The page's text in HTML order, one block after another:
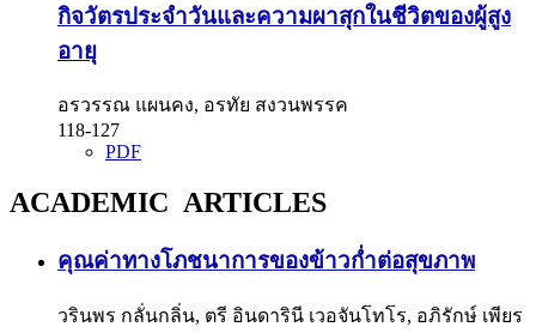
กิจวัตรประจำวันและความผาสุกในชีวิตของผู้สูง
อายุ
อรวรรณ แผนคง, อรทัย สงวนพรรค
118-127
PDF
ACADEMIC ARTICLES
คุณค่าทางโภชนาการของข้าวก่ำต่อสุขภาพ
วรินพร กลั่นกลิ่น, ตรี อินดารินี เวอจันโทโร, อภิรักษ์ เพียร